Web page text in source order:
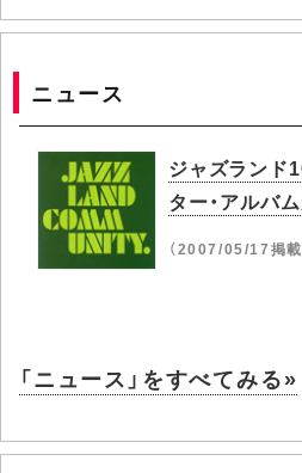
ニュース
ジャズランド
ター・アルバ
（2007/05/17掲載
「ニュース」をすべてみる»